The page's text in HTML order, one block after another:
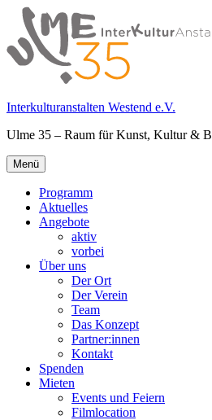
Springe
zum
Inhalt
Interkulturanstalten Westend e.V.
Ulme 35 – Raum für Kunst, Kultur &
Primäres
Menü
Menü
Programm
Aktuelles
Angebote
aktiv
vorbei
Über uns
Der Ort
Der Verein
Team
Das Konzept
Partner:innen
Kontakt
Spenden
Mieten
Events und Feiern
Filmlocation